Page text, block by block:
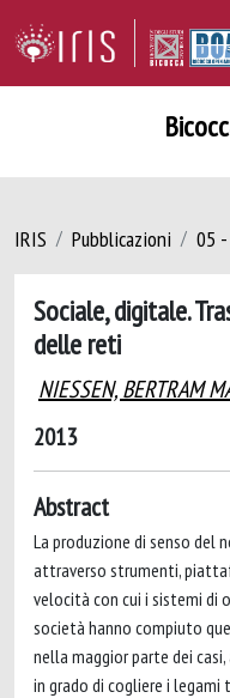
IRIS Pubblicazioni 05
Sociale, digitale.
delle reti
NIESSEN, BERTRAM
2013
Abstract
La produzione di senso del
attraverso strumenti,
velocità con cui i sistemi di
società hanno compiuto
nella maggior parte dei
in grado di cogliere i